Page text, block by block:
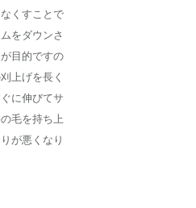
くすことで
をダウンさ
目的ですの
上げを長く
に伸びてサ
毛を持ち上
が悪くなり